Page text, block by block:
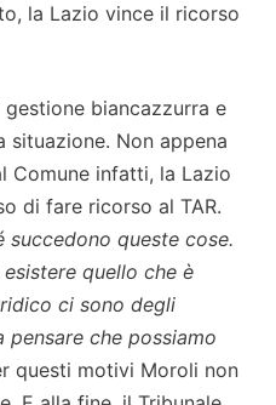
la Lazio vince il ricorso
gestione biancazzurra e
Non appena
Comune infatti, la Lazio
di fare ricorso al TAR.
queste cose.
quello che è
ci sono degli
che possiamo
questi motivi Moroli non